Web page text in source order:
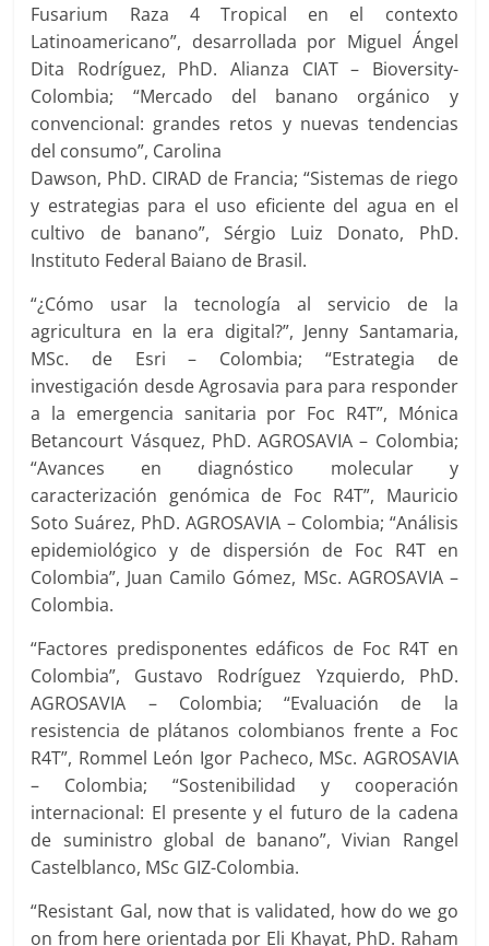
Fusarium Raza 4 Tropical en el contexto
Latinoamericano”, desarrollada por Miguel Ángel
Dita Rodríguez, PhD. Alianza CIAT – Bioversity-
Colombia; “Mercado del banano orgánico y
convencional: grandes retos y nuevas tendencias
del consumo”, Carolina
Dawson, PhD. CIRAD de Francia; “Sistemas de riego
y estrategias para el uso eficiente del agua en el
cultivo de banano”, Sérgio Luiz Donato, PhD.
Instituto Federal Baiano de Brasil.
“¿Cómo usar la tecnología al servicio de la
agricultura en la era digital?”, Jenny Santamaria,
MSc. de Esri – Colombia; “Estrategia de
investigación desde Agrosavia para para responder
a la emergencia sanitaria por Foc R4T”, Mónica
Betancourt Vásquez, PhD. AGROSAVIA – Colombia;
“Avances en diagnóstico molecular y
caracterización genómica de Foc R4T”, Mauricio
Soto Suárez, PhD. AGROSAVIA – Colombia; “Análisis
epidemiológico y de dispersión de Foc R4T en
Colombia”, Juan Camilo Gómez, MSc. AGROSAVIA –
Colombia.
“Factores predisponentes edáficos de Foc R4T en
Colombia”, Gustavo Rodríguez Yzquierdo, PhD.
AGROSAVIA – Colombia; “Evaluación de la
resistencia de plátanos colombianos frente a Foc
R4T”, Rommel León Igor Pacheco, MSc. AGROSAVIA
– Colombia; “Sostenibilidad y cooperación
internacional: El presente y el futuro de la cadena
de suministro global de banano”, Vivian Rangel
Castelblanco, MSc GIZ-Colombia.
“Resistant Gal, now that is validated, how do we go
on from here orientada por Eli Khayat, PhD. Raham